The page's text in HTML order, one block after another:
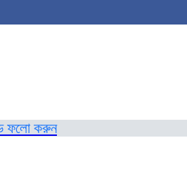
ফলো করুন